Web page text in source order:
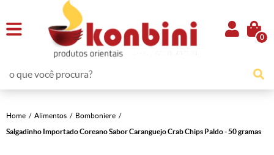
0
Home Alimentos
Bomboniere
Salgadinho Importado Coreano Sabor Caranguejo Crab Chips Paldo - 50 gramas